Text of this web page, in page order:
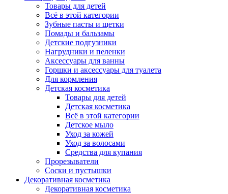
Товары для детей
Всё в этой категории
Зубные пасты и щетки
Помады и бальзамы
Детские подгузники
Нагрудники и пеленки
Аксессуары для ванны
Горшки и аксессуары для туалета
Для кормления
Детская косметика
Товары для детей
Детская косметика
Всё в этой категории
Детское мыло
Уход за кожей
Уход за волосами
Средства для купания
Прорезыватели
Соски и пустышки
Декоративная косметика
Декоративная косметика